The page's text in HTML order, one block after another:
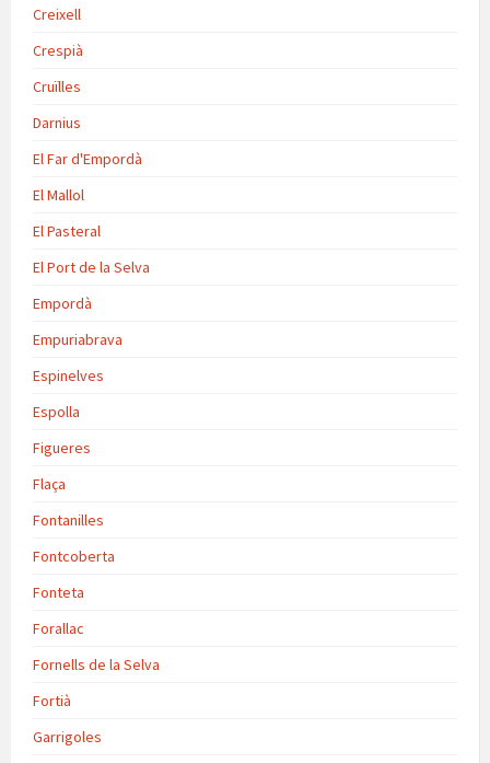
Creixell
Crespià
Cruïlles
Darnius
El Far d'Empordà
El Mallol
El Pasteral
El Port de la Selva
Empordà
Empuriabrava
Espinelves
Espolla
Figueres
Flaça
Fontanilles
Fontcoberta
Fonteta
Forallac
Fornells de la Selva
Fortià
Garrigoles